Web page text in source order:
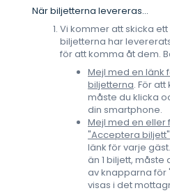
När biljetterna levereras...
Vi kommer att skicka
biljetterna har
för att komma åt dem.
Mejl med en länk
biljetterna. För
måste du klicka
din smartphone.
Mejl med en
"Acceptera biljett"
länk för varje
än 1 biljett, måste
av knapparna för
visas i det